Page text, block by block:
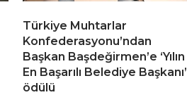
Türkiye Muhtarlar
Konfederasyonu’ndan
Başkan Başdeğirmen’e ‘Yılın
En Başarılı Belediye Başkanı’
ödülü